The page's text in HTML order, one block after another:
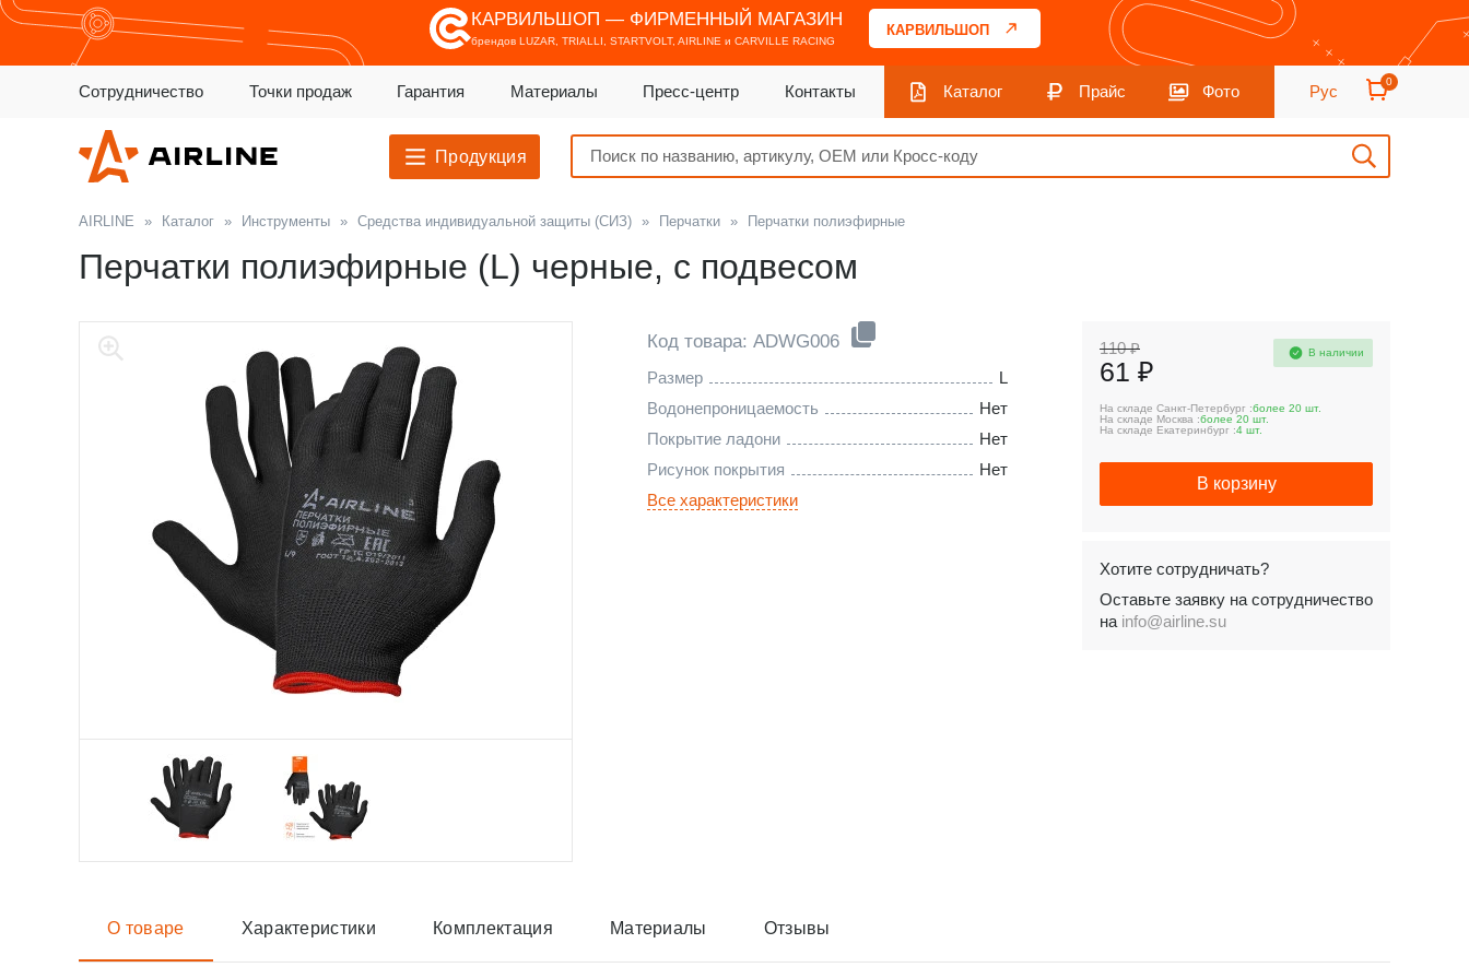
КАРВИЛЬШОП — ФИРМЕННЫЙ МАГАЗИН
брендов LUZAR, TRIALLI, STARTVOLT, AIRLINE и CARVILLE RACING
КАРВИЛЬШОП
Сотрудничество Точки продаж Гарантия Материалы Пресс-центр Контакты Каталог Прайс Фото Рус
0
Продукция
AIRLINE » Каталог » Инструменты » Средства индивидуальной защиты (СИЗ) » Перчатки » Перчатки полиэфирные
Перчатки полиэфирные (L) черные, с подвесом
Код товара: ADWG006
Размер
L
Водонепроницаемость
Нет
Покрытие ладони
Нет
Рисунок покрытия
Нет
Все характеристики
110 ₽
61 ₽
В наличии
На складе Санкт-Петербург :более 20 шт.
На складе Москва :более 20 шт.
На складе Екатеринбург :4 шт.
В корзину
Хотите сотрудничать?
Оставьте заявку на сотрудничество
на info@airline.su
О товаре Характеристики Комплектация Материалы Отзывы